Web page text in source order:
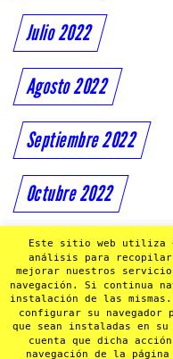
Julio 2022
Agosto 2022
Septiembre 2022
Octubre 2022
Noviembre 2022
Diciembre 2022
Este sitio web utiliza
análisis para
mejorar nuestros
navegación. Si continua
instalación de las
configurar su
que sean instaladas en
cuenta que dicha
navegación de la página